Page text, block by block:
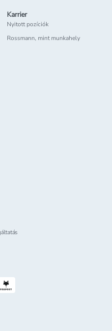
Karrier
Nyitott pozíciók
Rossmann, mint munkahely